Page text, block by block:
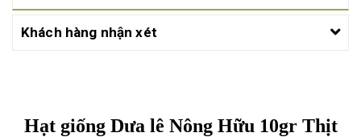
Khách hàng nhận xét
Hạt giống Dưa lê Nông Hữu 10gr Thịt